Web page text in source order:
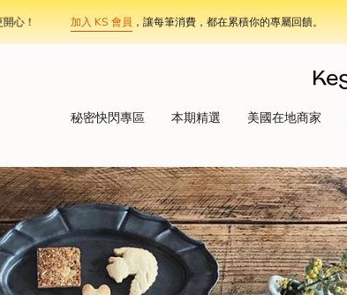
加入 KS 會員，讓每筆消費，都在累積你的專屬回饋。
秘密快閃專區 本期精選 美國在地商家